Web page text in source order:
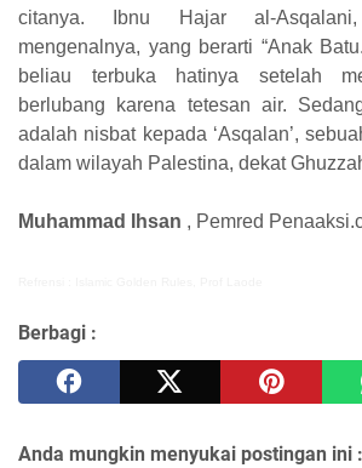
citanya. Ibnu Hajar al-
mengenalnya, yang berarti “Anak
beliau terbuka hatinya setelah
berlubang karena tetesan air.
adalah nisbat kepada ‘Asqalan’,
dalam wilayah Palestina, dekat
Muhammad Ihsan , Pemred
Berbagi :
Anda mungkin menyukai postingan ini :